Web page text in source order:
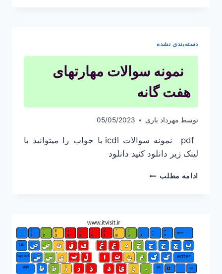
جواب
دسته‌بندی نشده
نمونه سوالات مهارتهای
هفت گانه
توسط مهرداد یاری 05/05/2023
pdf نمونه سوالات icdl با جواب را میتوانید با
لینک زیر دانلود کنید دانلود
ادامه مطلب نمونه سوالات مهارتهای